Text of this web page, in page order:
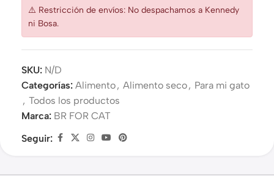
⚠️ Restricción de envíos: No despachamos a Kennedy
ni Bosa.
SKU: N/D
Categorías: Alimento, Alimento seco, Para mi gato
, Todos los productos
Marca: BR FOR CAT
Seguir: